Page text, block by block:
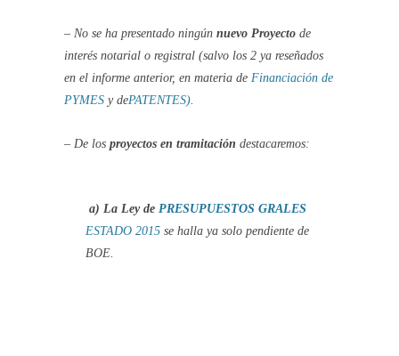
– No se ha presentado ningún nuevo Proyecto de
interés notarial o registral (salvo los 2 ya reseñados
en el informe anterior, en materia de Financiación de
PYMES y dePATENTES).
– De los proyectos en tramitación destacaremos:
a) La Ley de PRESUPUESTOS GRALES
ESTADO 2015 se halla ya solo pendiente de
BOE.